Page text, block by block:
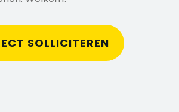
SOLLICITEREN